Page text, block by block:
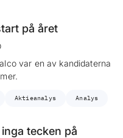
på året
var en av kandidaterna
Aktieanalys Analys
tecken på